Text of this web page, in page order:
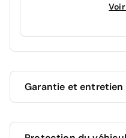
Garantie et entretien